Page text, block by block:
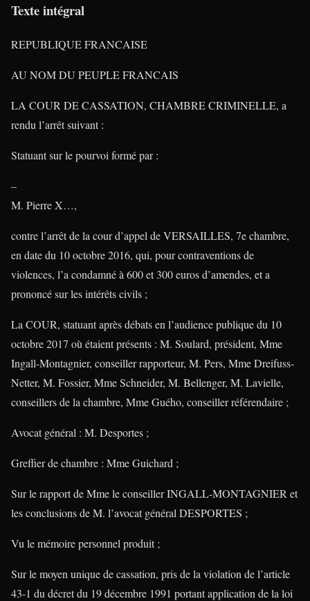
Texte intégral
REPUBLIQUE FRANCAISE
AU NOM DU PEUPLE FRANCAIS
LA COUR DE CASSATION, CHAMBRE CRIMINELLE, a
rendu l’arrêt suivant :
Statuant sur le pourvoi formé par :
–
M. Pierre X…,
contre l’arrêt de la cour d’appel de VERSAILLES, 7e chambre,
en date du 10 octobre 2016, qui, pour contraventions de
violences, l’a condamné à 600 et 300 euros d’amendes, et a
prononcé sur les intérêts civils ;
La COUR, statuant après débats en l’audience publique du 10
octobre 2017 où étaient présents : M. Soulard, président, Mme
Ingall-Montagnier, conseiller rapporteur, M. Pers, Mme Dreifuss-
Netter, M. Fossier, Mme Schneider, M. Bellenger, M. Lavielle,
conseillers de la chambre, Mme Guého, conseiller référendaire ;
Avocat général : M. Desportes ;
Greffier de chambre : Mme Guichard ;
Sur le rapport de Mme le conseiller INGALL-MONTAGNIER et
les conclusions de M. l’avocat général DESPORTES ;
Vu le mémoire personnel produit ;
Sur le moyen unique de cassation, pris de la violation de l’article
43-1 du décret du 19 décembre 1991 portant application de la loi